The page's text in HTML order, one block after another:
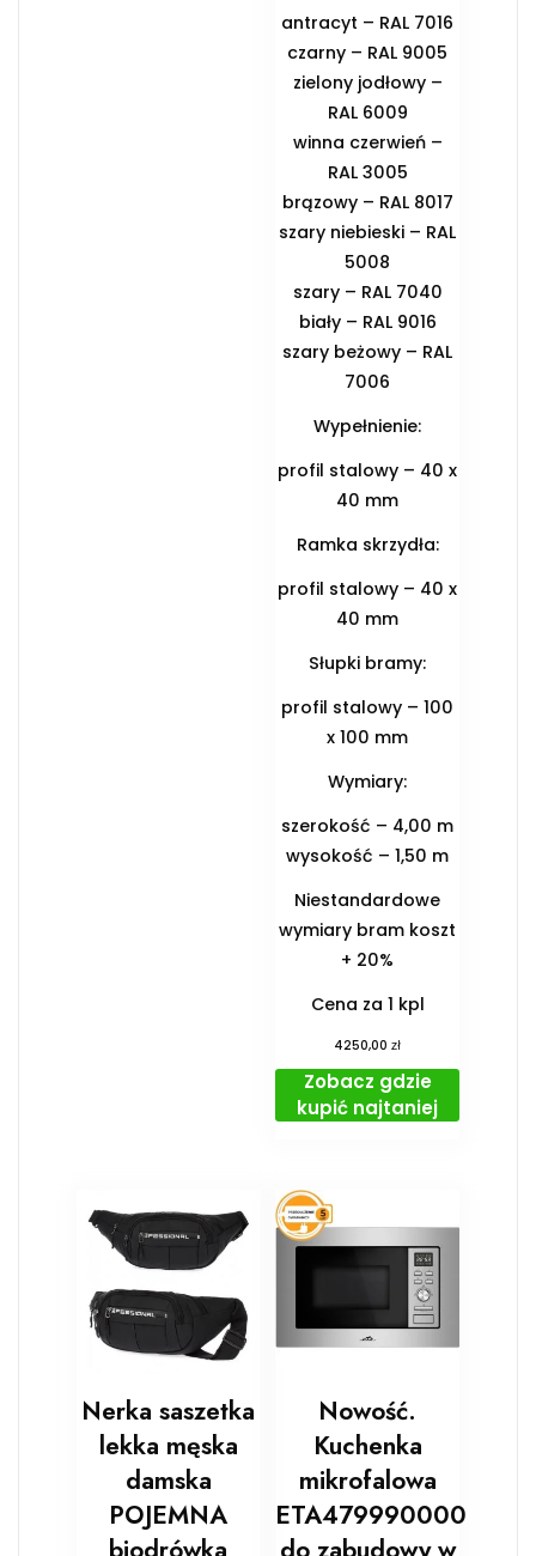
antracyt – RAL 7016
czarny – RAL 9005
zielony jodłowy –
RAL 6009
winna czerwień –
RAL 3005
brązowy – RAL 8017
szary niebieski – RAL
5008
szary – RAL 7040
biały – RAL 9016
szary beżowy – RAL
7006
Wypełnienie:
profil stalowy – 40 x
40 mm
Ramka skrzydła:
profil stalowy – 40 x
40 mm
Słupki bramy:
profil stalowy – 100
x 100 mm
Wymiary:
szerokość – 4,00 m
wysokość – 1,50 m
Niestandardowe
wymiary bram koszt
+ 20%
Cena za 1 kpl
4250,00zł
Zobacz gdzie
kupić najtaniej
Nerka saszetka
lekka męska
damska
POJEMNA
Nowość.
Kuchenka
mikrofalowa
ETA479990000